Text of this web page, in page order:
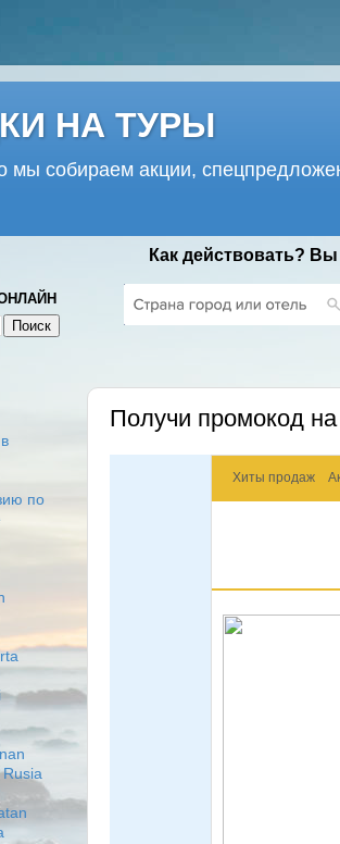
НА ТУРЫ
мы собираем акции,
Как действовать?
Получи промокод
Хиты продаж
по
Rusia